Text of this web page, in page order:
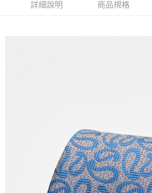
新竹物流宅配
詳細說明 商品規格